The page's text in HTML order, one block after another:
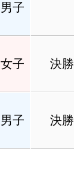
男子
女子 決勝
男子 決勝